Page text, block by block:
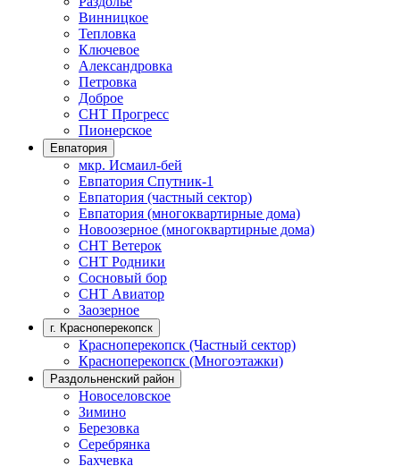
Винницкое
Тепловка
Ключевое
Александровка
Петровка
Доброе
СНТ Прогресс
Пионерское
Евпатория
мкр. Исмаил-бей
Евпатория Спутник-1
Евпатория (частный сектор)
Евпатория (многоквартирные дома)
Новоозерное (многоквартирные дома)
СНТ Ветерок
СНТ Родники
Сосновый бор
СНТ Авиатор
Заозерное
г. Красноперекопск
Красноперекопск (Частный сектор)
Красноперекопск (Многоэтажки)
Раздольненский район
Новоселовское
Зимино
Березовка
Серебрянка
Бахчевка